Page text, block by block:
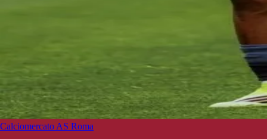
Calciomercato AS Roma